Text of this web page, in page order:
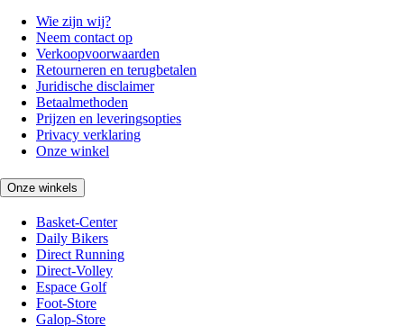
Wie zijn wij?
Neem contact op
Verkoopvoorwaarden
Retourneren en terugbetalen
Juridische disclaimer
Betaalmethoden
Prijzen en leveringsopties
Privacy verklaring
Onze winkel
Onze winkels
Basket-Center
Daily Bikers
Direct Running
Direct-Volley
Espace Golf
Foot-Store
Galop-Store